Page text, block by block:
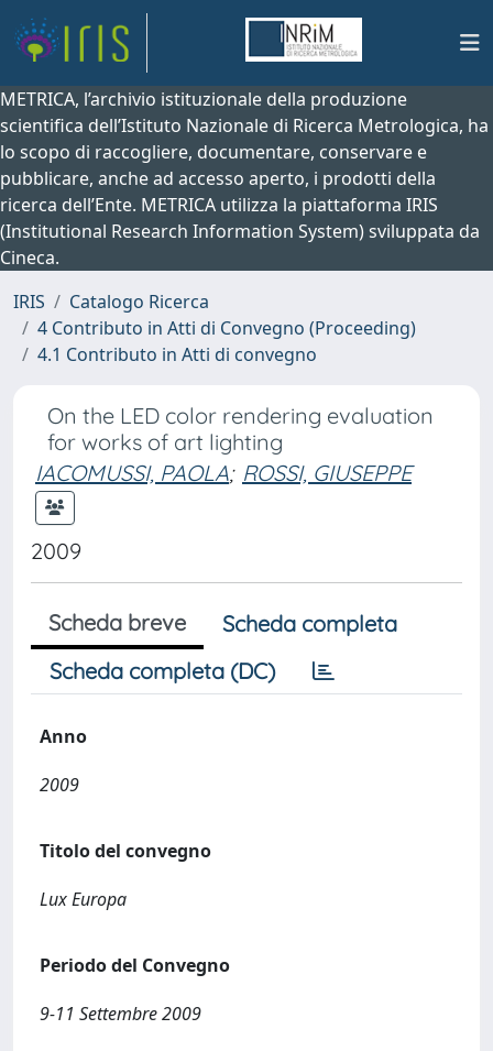
METRICA, l’archivio istituzionale della produzione
scientifica dell’Istituto Nazionale di Ricerca Metrologica, ha
lo scopo di raccogliere, documentare, conservare e
pubblicare, anche ad accesso aperto, i prodotti della
ricerca dell’Ente. METRICA utilizza la piattaforma IRIS
(Institutional Research Information System) sviluppata da
Cineca.
IRIS
Catalogo Ricerca
4 Contributo in Atti di Convegno (Proceeding)
4.1 Contributo in Atti di convegno
On the LED color rendering evaluation
for works of art lighting
IACOMUSSI, PAOLA; ROSSI, GIUSEPPE
2009
Scheda breve
Scheda completa
Scheda completa (DC)
Anno
2009
Titolo del convegno
Lux Europa
Periodo del Convegno
9-11 Settembre 2009